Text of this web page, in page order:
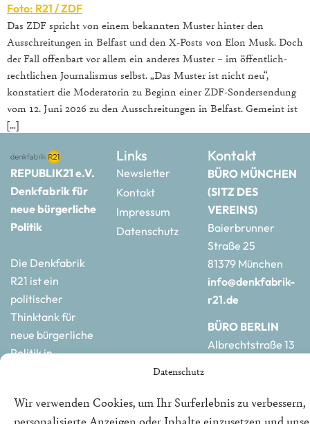
Datenschutz
Wir verwenden Cookies, um Ihr Surferlebnis zu verbessern,
Foto: R21 / ZDF
Das ZDF spricht von einem bekannten Muster hinter den
Ausschreitungen in Belfast und den X-Posts von Elon Musk. Doch
der Fall offenbart vor allem ein anderes Muster – im öffentlich-
rechtlichen Journalismus selbst. „Das Muster ist nicht neu“,
konstatiert die Moderatorin zu Beginn einer ZDF-Sondersendung
vom 12. Juni 2026 zu den Ausschreitungen in Belfast. Gemeint ist
[…]
REPUBLIK21 e.V.
Denkfabrik für
neue bürgerliche
Politik
Die Denkfabrik
R21 ist ein
politischer
Thinktank für
neue bürgerliche
Politik in
Links
Newsletter
Kontakt
Impressum
Datenschutz
Kontakt
BÜRO MÜNCHEN
(SITZ DES
VEREINS)
Baierbrunner
Straße 25
81379 München
info@denkfabrik-
r21.de
BÜRO BERLIN
Albrechtstraße 13
r21.de